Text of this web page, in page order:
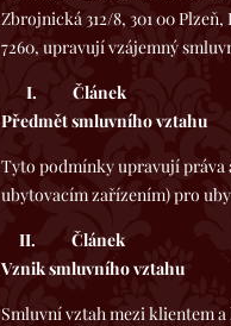
Zbrojnická 312/8, 301 00
7260, upravují vzájemný
I. Článek
Předmět smluvního vztahu
Tyto podmínky upravují práva
ubytovacím zařízením) pro
II. Článek
Vznik smluvního vztahu
Smluvní vztah mezi klientem